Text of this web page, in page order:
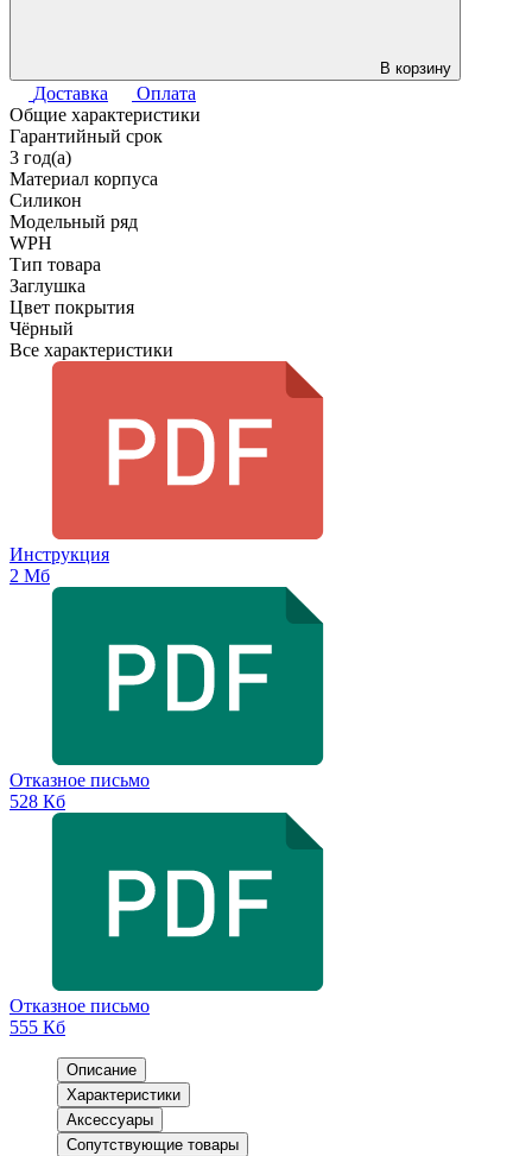
В корзину
Доставка
Оплата
Общие характеристики
Гарантийный срок
3 год(а)
Материал корпуса
Силикон
Модельный ряд
WPH
Тип товара
Заглушка
Цвет покрытия
Чёрный
Все характеристики
Инструкция
2 Мб
Отказное письмо
528 Кб
Отказное письмо
555 Кб
Описание
Характеристики
Аксессуары
Сопутствующие товары